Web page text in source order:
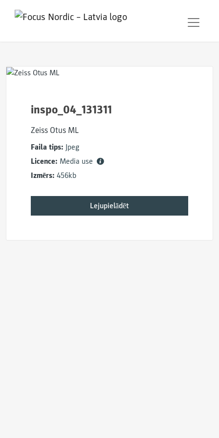
inspo_04_131311
Zeiss Otus ML
Faila tips: Jpeg
Licence: Media use
Izmērs: 456kb
Lejupielādēt